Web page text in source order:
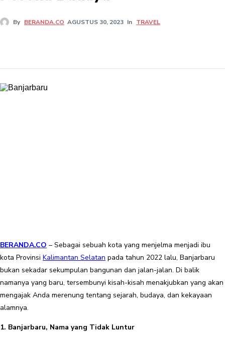
By BERANDA.CO AGUSTUS 30, 2023 In TRAVEL
BERANDA.CO – Sebagai sebuah kota yang menjelma menjadi ibu
kota Provinsi Kalimantan Selatan pada tahun 2022 lalu, Banjarbaru
bukan sekadar sekumpulan bangunan dan jalan-jalan. Di balik
namanya yang baru, tersembunyi kisah-kisah menakjubkan yang akan
mengajak Anda merenung tentang sejarah, budaya, dan kekayaan
alamnya.
1. Banjarbaru, Nama yang Tidak Luntur